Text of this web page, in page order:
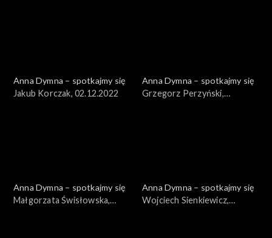
Anna Dymna – spotkajmy się
Jakub Korczak, 02.12.2022
Anna Dymna – spotkajmy się
Grzegorz Perzyński,
Anna Dymna – spotkajmy się
Małgorzata Świsłowska,
Anna Dymna – spotkajmy się
Wojciech Sienkiewicz,